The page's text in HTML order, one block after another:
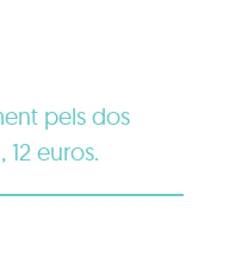
pels dos
euros.